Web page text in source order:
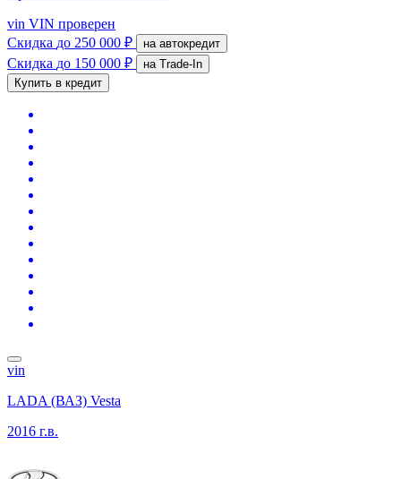
vin VIN проверен
Скидка до 250 000 ₽ на автокредит
Скидка до 150 000 ₽
на Trade-In
Купить в кредит
vin
LADA (ВАЗ) Vesta
2016 г.в.